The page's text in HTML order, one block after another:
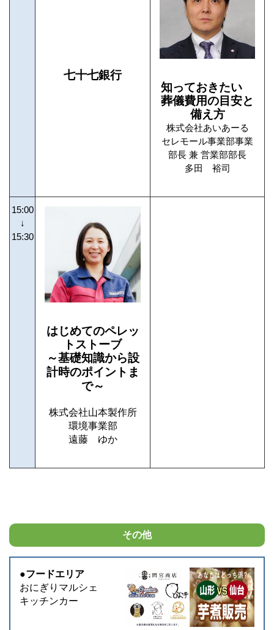
七十七銀行
知っておきたい
葬儀費用の目安と
備え方
株式会社あいあーる
セレモール事業部事業
部長 兼 営業部部長
多田 裕司
15:00
↓
15:30
はじめてのペレッ
トストーブ
～基礎知識から設
計時のポイントま
で～
株式会社山本製作所
環境事業部
遠藤 ゆか
その他
●フードエリア
おにぎりマルシェ
キッチンカー